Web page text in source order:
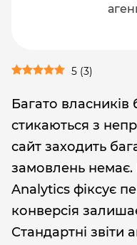
5 (3)
Багато власників
стикаються з
сайт заходить
замовлень
Analytics фіксує
конверсія
Стандартні звіти